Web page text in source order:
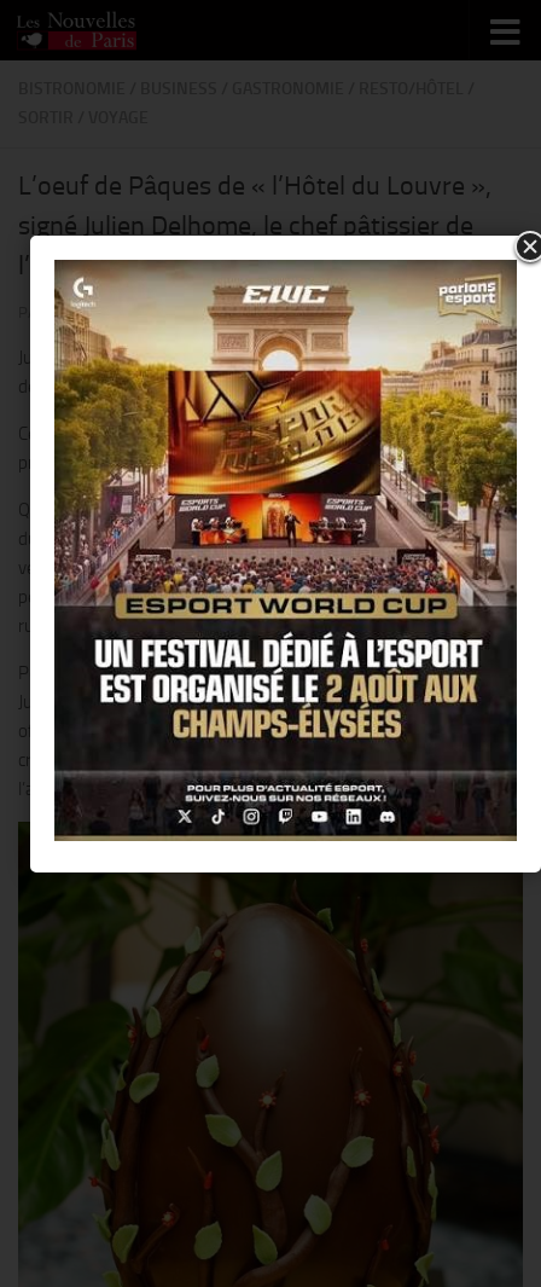
Skip to content
L’oeuf de Pâques de « l’Hôtel du Louvre »,
signé Julien Delhome, le chef pâtissier de
l’hôtel !!
THIERRY KER 31 MARS 2021· MIS À JOUR8 AVRIL 2021
Julien Delhome, le chef pâtissier de l’Hôtel du Louvre, nous fait
découvrir sa nouvelle création : Renouveau !!
Cette année, Pâques sera un renouveau, et l’annonce du
printemps, un nouveau départ.
Quand la nature reprend doucement vie avec la chaleur des rayons
du soleil, que les jeunes pousses habillent les forêts de feuilles
vertes et que les branches repoussent sur les souches que l’on
pensait éteintes, la nature reprend ses droits, semblant oublier la
rude période qu’elle vient de traverser.
Pour nous faire patienter en attendant la réouverture de l’Officine,
Julien Delhome s’est inspiré de ce lieu végétalisé dans lequel il
officie en tant que Chef Pâtissier pour imaginer sa toute nouvelle
création : un oeuf de Pâques illustrant le renouveau de la nature à
l’arrivée des beaux jours.